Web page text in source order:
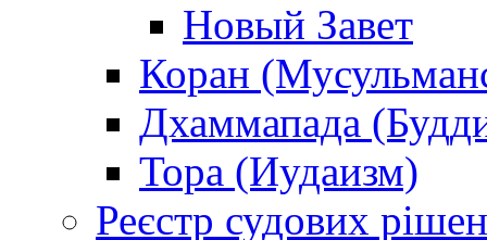
Новый Завет
Коран
Дхаммапада
Тора (Иудаизм)
Реєстр судових